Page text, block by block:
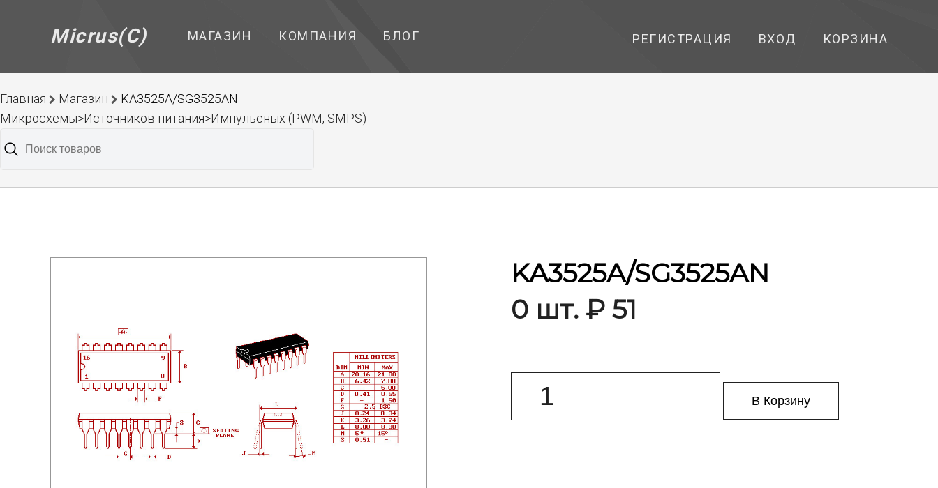
Micrus(C) МАГАЗИН КОМПАНИЯ БЛОГ РЕГИСТРАЦИЯ ВХОД КОРЗИНА
Главная Магазин
KA3525A/SG3525AN
Микросхемы>Источников питания>Импульсных (PWM, SMPS)
KA3525A/SG3525AN
0 шт. ₽ 51
В Корзину